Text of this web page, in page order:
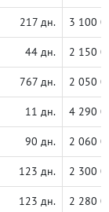
217 дн. 3 100
44 дн. 2 150
767 дн. 2 050
11 дн. 4 290
90 дн. 2 060
123 дн. 2 300
123 дн. 2 280